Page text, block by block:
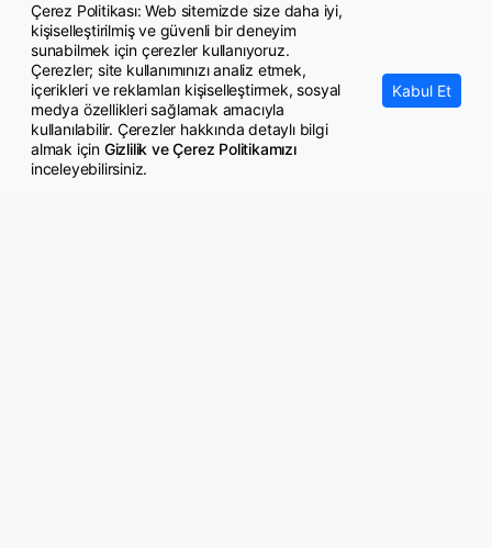
Yapay zeka ilk kez insanlarla aynı kusursuz sonuca ulaştı
Çerez Politikası: Web sitemizde size daha iyi,
kişiselleştirilmiş ve güvenli bir deneyim
sunabilmek için çerezler kullanıyoruz.
Çerezler; site kullanımınızı analiz etmek,
içerikleri ve reklamları kişiselleştirmek, sosyal
medya özellikleri sağlamak amacıyla
kullanılabilir. Çerezler hakkında detaylı bilgi
almak için Gizlilik ve Çerez Politikamızı
inceleyebilirsiniz.
Kabul Et